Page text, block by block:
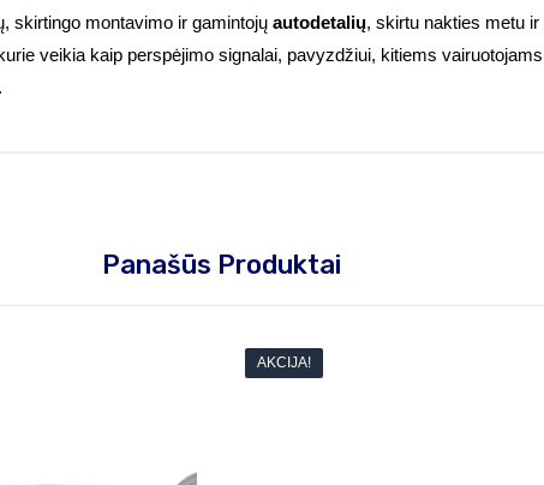
skirtingo montavimo ir gamintojų autodetalių, skirtu nakties metu
veikia kaip perspėjimo signalai, pavyzdžiui, kitiems
Panašūs Produktai
AKCIJA!